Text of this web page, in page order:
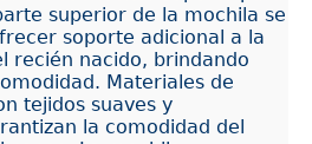
superior de la mochila se
soporte adicional a la
recién nacido, brindando
Materiales de
tejidos suaves y
la comodidad del